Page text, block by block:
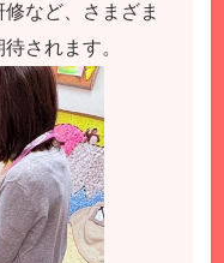
など、さまざま
されます。